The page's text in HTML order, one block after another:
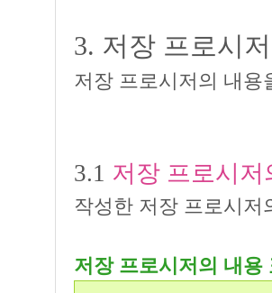
3. 저장 프로시
저장 프로시저의 내용
3.1 저장 프로시
작성한 저장 프로시저
저장 프로시저의 내용